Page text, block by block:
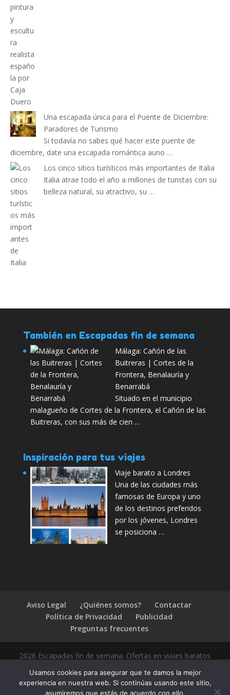
Una escapada única para el Puente de Diciembre:
Paradores de Turismo
Si todavía no sabes qué hacer este puente de
diciembre, date una escapada romántica auno …
Los cinco sitios turísticos más importantes de Italia
Italia atrae todo el año a millones de turistas con su
belleza natural, su atractivo, su …
También en Escapadas fin de semana
Málaga: Cañón de las
Buitreras | Cortes de la
Frontera, Benalauría y
Benarrabá
Situado en el municipio
malagueño de Cortes de la Frontera, el Cañón de las
Buitreras, con sus más de cien …
Inspiración para tus viajes
Viaje barato a Londres
Una de las ciudades más
famosas de Europa y uno
de los destinos preferidos
por los jóvenes, Londres
se posiciona …
Aviso Legal ¿Quiénes somos?
Contactar
Política de Privacidad
Publicidad
Preguntas frecuentes
2026 Escapadas fin de semana. Ofertas en viajes baratos
Usamos cookies para asegurar que te damos la mejor
experiencia en nuestra web. Si continúas usando este sitio,
asumiremos que estás de acuerdo con ello.